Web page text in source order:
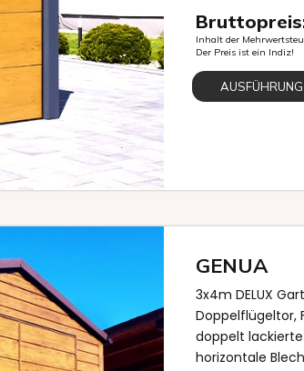
Inhalt der
Der Preis ist ein Indiz!
GENUA
3x4m DELUX
Doppelflügeltor,
doppelt
horizontale